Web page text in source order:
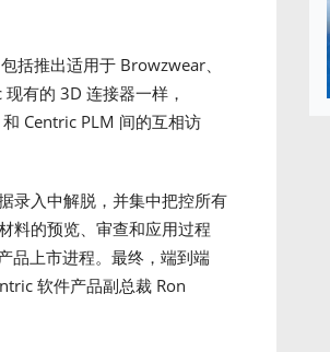
括推出适用于 Browzwear、
有的 3D 连接器一样，
Centric PLM 间的互相访
录入中解脱，并集中把控所有
料的预览、审查和应用过程
品上市进程。最终，端到端
软件产品副总裁 Ron